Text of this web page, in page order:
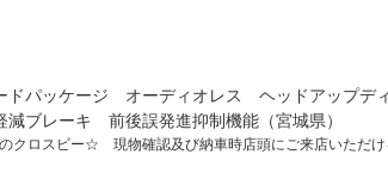
パッケージ オーディオレス ヘッドアップデ
ブレーキ 前後誤発進抑制機能（宮城県）
クロスビー☆ 現物確認及び納車時店頭にご来店いただけ